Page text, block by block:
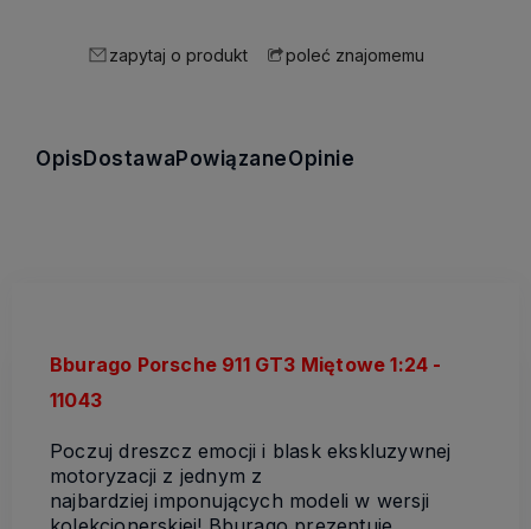
zapytaj o produkt poleć znajomemu
OpisDostawaPowiązaneOpinie
Bburago Porsche 911 GT3 Miętowe 1:24 -
11043
Poczuj dreszcz emocji i blask ekskluzywnej
motoryzacji z jednym z
najbardziej imponujących modeli w wersji